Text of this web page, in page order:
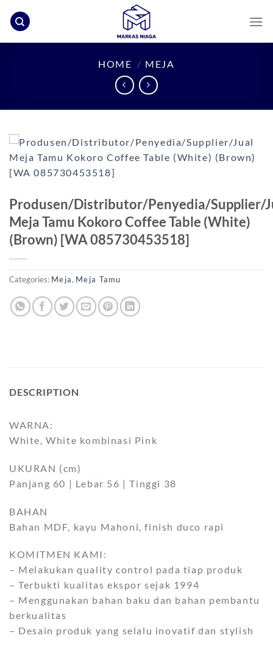
to
HOME / MEJA
Produsen/Distributor/Penyedia/Supplier/
Meja Tamu Kokoro Coffee Table (White)
(Brown) [WA 085730453518]
Categories: Meja, Meja Tamu
DESCRIPTION
WARNA:
White, White kombinasi Pink
UKURAN (cm)
Panjang 60 | Lebar 56 | Tinggi 38
BAHAN
Bahan MDF, kayu Mahoni, finish duco rapi
KOMITMEN KAMI:
– Melakukan quality control pada tiap produk
– Terbukti kualitas ekspor sejak 1994
– Menggunakan bahan baku dan bahan pembantu
berkualitas
– Desain produk yang selalu inovatif dan stylish